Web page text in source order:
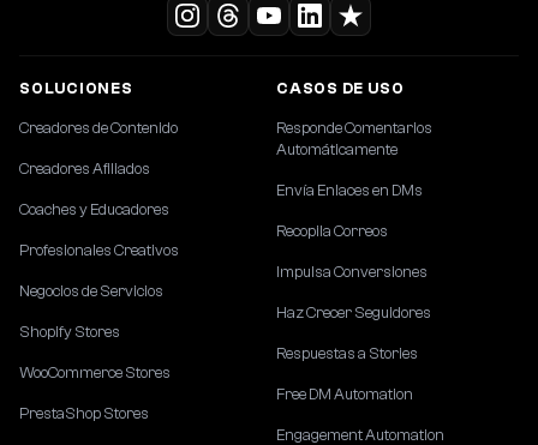
SOLUCIONES
Creadores de Contenido
Creadores Afiliados
Coaches y Educadores
Profesionales Creativos
Negocios de Servicios
Shopify Stores
WooCommerce Stores
PrestaShop Stores
CASOS DE USO
Responde Comentarios
Automáticamente
Envía Enlaces en DMs
Recopila Correos
Impulsa Conversiones
Haz Crecer Seguidores
Respuestas a Stories
Free DM Automation
Engagement Automation